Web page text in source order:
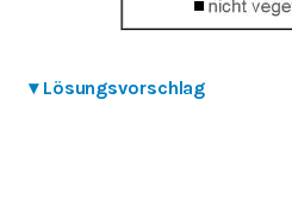
▾ Lösungsvorschlag